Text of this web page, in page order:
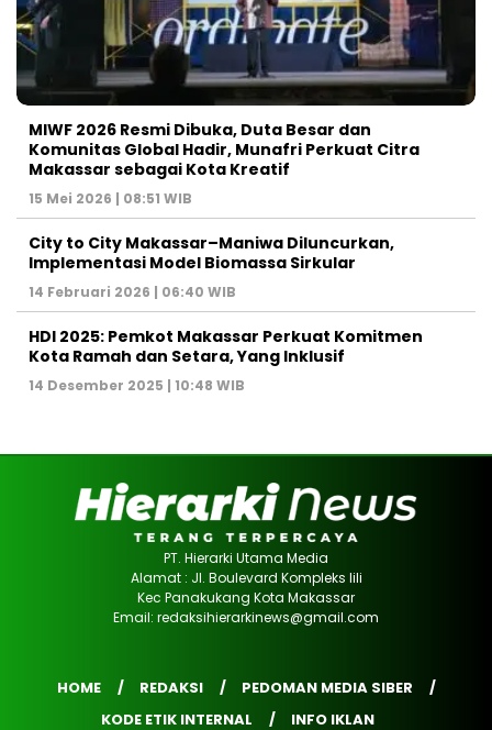
MIWF 2026 Resmi Dibuka, Duta Besar dan
Komunitas Global Hadir, Munafri Perkuat Citra
Makassar sebagai Kota Kreatif
15 Mei 2026 | 08:51 WIB
City to City Makassar–Maniwa Diluncurkan,
Implementasi Model Biomassa Sirkular
14 Februari 2026 | 06:40 WIB
HDI 2025: Pemkot Makassar Perkuat Komitmen
Kota Ramah dan Setara, Yang Inklusif
14 Desember 2025 | 10:48 WIB
PT. Hierarki Utama Media
Alamat : Jl. Boulevard Kompleks lili
Kec Panakukang Kota Makassar
Email: redaksihierarkinews@gmail.com
HOME REDAKSI
PEDOMAN MEDIA SIBER
KODE ETIK INTERNAL
INFO IKLAN